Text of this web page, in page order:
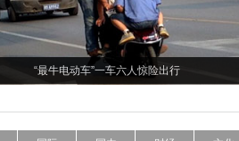
“最牛电动车”一车六人惊险出行